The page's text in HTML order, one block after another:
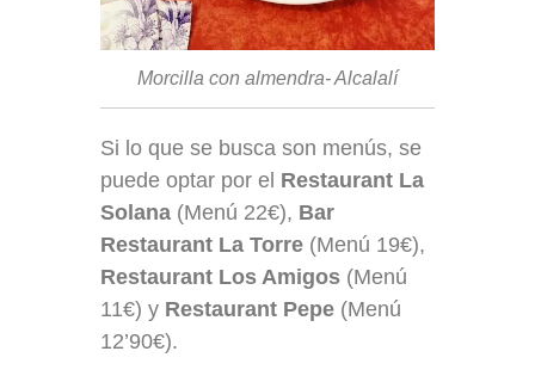
Morcilla con almendra- Alcalalí
Si lo que se busca son menús, se
puede optar por el Restaurant La
Solana (Menú 22€), Bar
Restaurant La Torre (Menú 19€),
Restaurant Los Amigos (Menú
11€) y Restaurant Pepe (Menú
12’90€).